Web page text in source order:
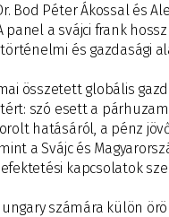
Bod Péter Ákossal és
panel a svájci frank
és gazdasági
összetett globális
szó esett a
hatásáról, a pénz
a Svájc és
kapcsolatok
számára külön